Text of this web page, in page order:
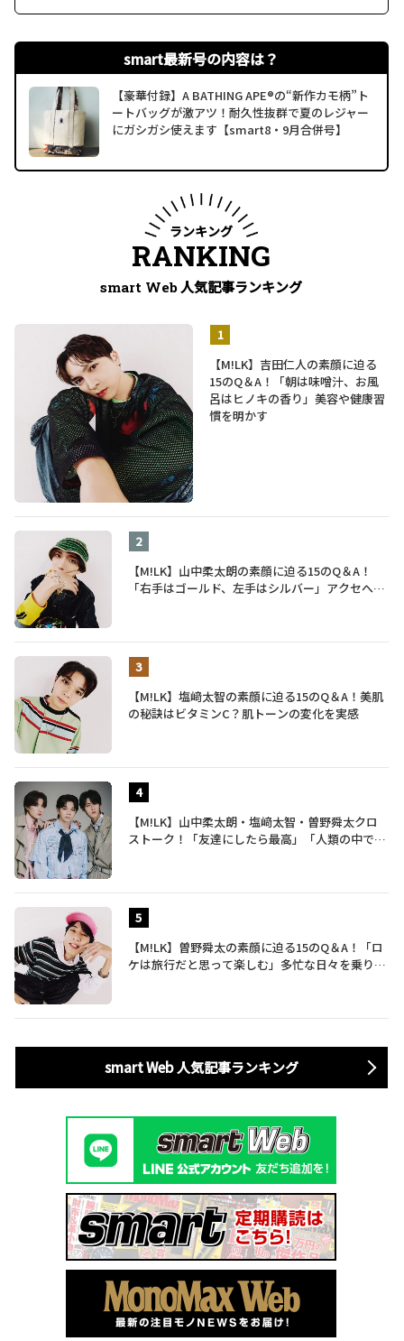
smart最新号の内容は？
【豪華付録】A BATHING APE®の“新作カモ柄”ト
ートバッグが激アツ！耐久性抜群で夏のレジャー
にガシガシ使えます【smart8・9月合併号】
ランキング
RANKING
smart Web 人気記事ランキング
【M!LK】吉田仁人の素顔に迫る
15のQ＆A！「朝は味噌汁、お風
呂はヒノキの香り」美容や健康習
慣を明かす
【M!LK】山中柔太朗の素顔に迫る15のQ＆A！
「右手はゴールド、左手はシルバー」アクセへの
【M!LK】塩﨑太智の素顔に迫る15のQ＆A！美肌
の秘訣はビタミンC？肌トーンの変化を実感
【M!LK】山中柔太朗・塩﨑太智・曽野舜太クロ
ストーク！「友達にしたら最高」「人類の中で桁
【M!LK】曽野舜太の素顔に迫る15のQ＆A！「ロ
ケは旅行だと思って楽しむ」多忙な日々を乗り切
smart Web 人気記事ランキング